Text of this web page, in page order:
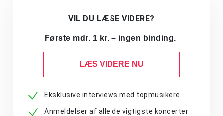
VIL DU LÆSE VIDERE?
Første mdr. 1 kr. – ingen binding.
LÆS VIDERE NU
Eksklusive interviews med topmusikere
Anmeldelser af alle de vigtigste koncerter